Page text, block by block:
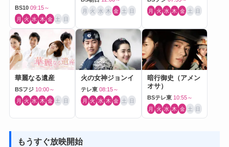
BS10 09:15～
月 火 水 木 金 土 日
月 火 水 木 金 土 日 月 火 水 木 金 土 日
華麗なる遺産
BSフジ 10:00～
月 火 水 木 金 土 日
火の女神ジョンイ
テレ東 08:15～
月 火 水 木 金 土 日
暗行御史（アメン
オサ）
BSテレ東 10:55～
月 火 水 木 金 土 日
もうすぐ放映開始